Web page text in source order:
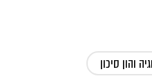
והון סיכון